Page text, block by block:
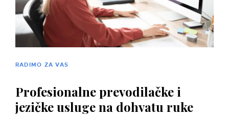
RADIMO ZA VAS
Profesionalne prevodilačke i
jezičke usluge na dohvatu ruke